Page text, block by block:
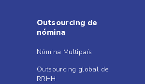
Outsourcing de
nómina
Nómina Multipaís
Outsourcing global de
RRHH